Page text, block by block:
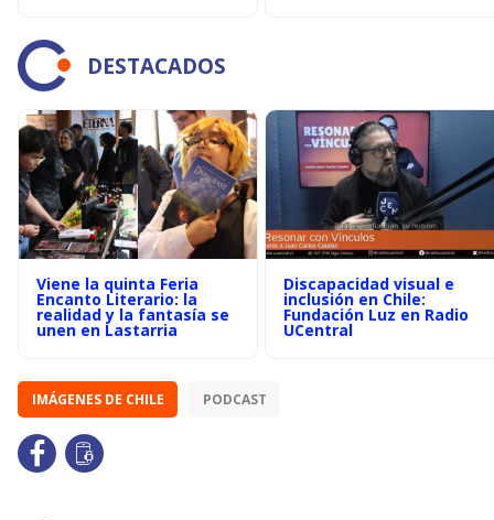
DESTACADOS
Viene la quinta Feria
Encanto Literario: la
realidad y la fantasía se
unen en Lastarria
Discapacidad visual e
inclusión en Chile:
Fundación Luz en Radio
UCentral
IMÁGENES DE CHILE PODCAST